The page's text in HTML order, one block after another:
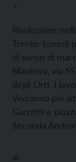
>
Rivoluzione
Trento. Lunedì
di senso di
Mantova, via
degli Orti. I
Verranno poi
Garzetti e
Seconda
di